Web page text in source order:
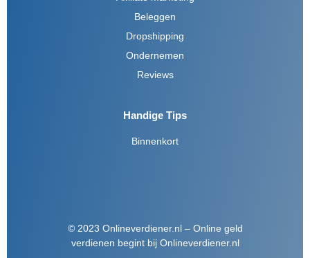
Beleggen
Dropshipping
Ondernemen
Reviews
Handige Tips
Binnenkort
© 2023 Onlineverdiener.nl – Online geld
verdienen begint bij Onlineverdiener.nl